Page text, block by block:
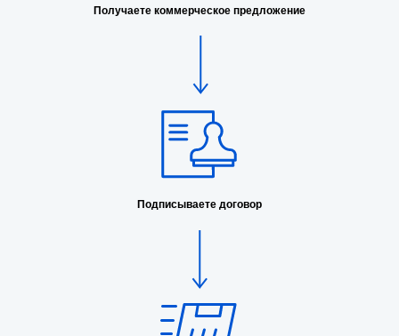
Получаете коммерческое предложение
Подписываете договор